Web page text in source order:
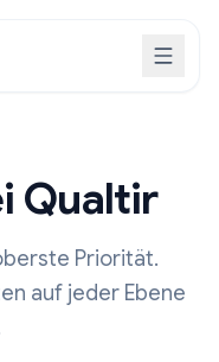
Qualtir
Priorität.
auf jeder Ebene